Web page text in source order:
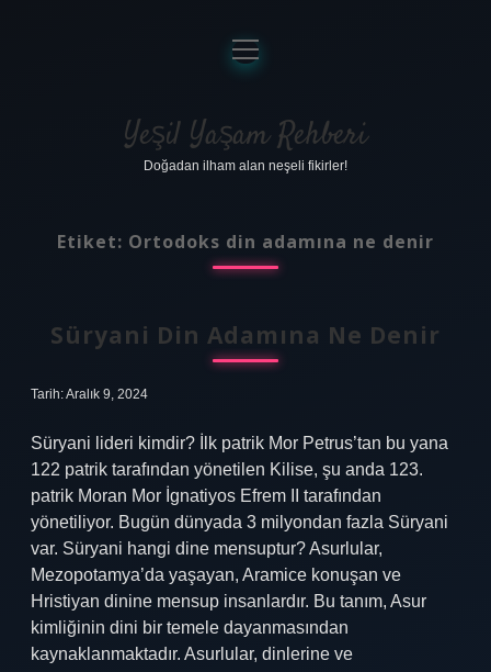
Anasayfa
Gizlilik Politikası
Yasal Uyarı
menüyü
aç
Yeşil Yaşam Rehberi
Doğadan ilham alan neşeli fikirler!
Etiket: Ortodoks din adamına ne denir
Süryani Din Adamına Ne Denir
Tarih: Aralık 9, 2024
Süryani lideri kimdir? İlk patrik Mor Petrus’tan bu yana
122 patrik tarafından yönetilen Kilise, şu anda 123.
patrik Moran Mor İgnatiyos Efrem II tarafından
yönetiliyor. Bugün dünyada 3 milyondan fazla Süryani
var. Süryani hangi dine mensuptur? Asurlular,
Mezopotamya’da yaşayan, Aramice konuşan ve
Hristiyan dinine mensup insanlardır. Bu tanım, Asur
kimliğinin dini bir temele dayanmasından
kaynaklanmaktadır. Asurlular, dinlerine ve